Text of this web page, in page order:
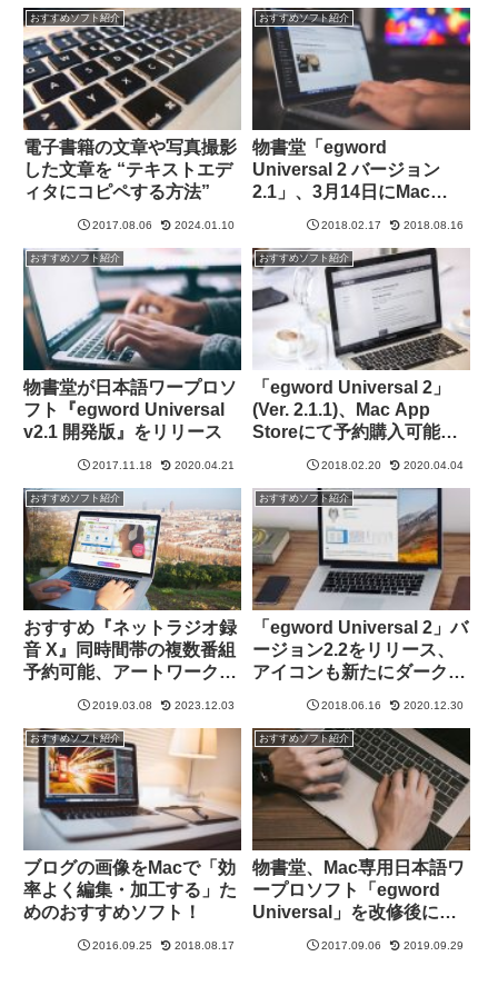
おすすめソフト紹介
電子書籍の文章や写真撮影
した文章を “テキストエデ
ィタにコピペする方法”
2017.08.06 2024.01.10
おすすめソフト紹介
物書堂「egword
Universal 2 バージョン
2.1」、3月14日にMac
App Storeで販売開始予
2018.02.17 2018.08.16
おすすめソフト紹介
物書堂が日本語ワープロソ
フト『egword Universal
v2.1 開発版』をリリース
2017.11.18 2020.04.21
おすすめソフト紹介
「egword Universal 2」
(Ver. 2.1.1)、Mac App
Storeにて予約購入可能
2018.02.20 2020.04.04
おすすめソフト紹介
おすすめ『ネットラジオ録
音 X』同時間帯の複数番組
予約可能、アートワークの
2019.03.08 2023.12.03
おすすめソフト紹介
「egword Universal 2」バ
ージョン2.2をリリース、
アイコンも新たにダークモ
2018.06.16 2020.12.30
おすすめソフト紹介
ブログの画像をMacで「効
率よく編集・加工する」た
めのおすすめソフト！
2016.09.25 2018.08.17
おすすめソフト紹介
物書堂、Mac専用日本語ワ
ープロソフト「egword
Universal」を改修後にリ
2017.09.06 2019.09.29